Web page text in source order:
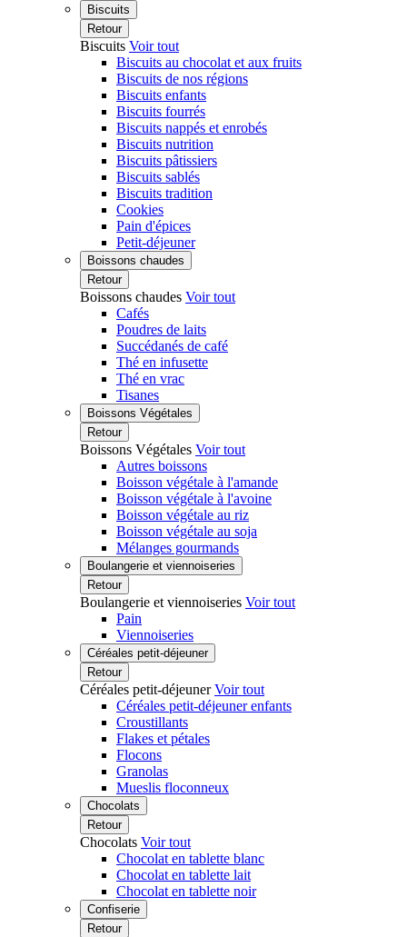
Biscuits
Retour
Biscuits Voir tout
Biscuits au chocolat et aux fruits
Biscuits de nos régions
Biscuits enfants
Biscuits fourrés
Biscuits nappés et enrobés
Biscuits nutrition
Biscuits pâtissiers
Biscuits sablés
Biscuits tradition
Cookies
Pain d'épices
Petit-déjeuner
Boissons chaudes
Retour
Boissons chaudes Voir tout
Cafés
Poudres de laits
Succédanés de café
Thé en infusette
Thé en vrac
Tisanes
Boissons Végétales
Retour
Boissons Végétales Voir tout
Autres boissons
Boisson végétale à l'amande
Boisson végétale à l'avoine
Boisson végétale au riz
Boisson végétale au soja
Mélanges gourmands
Boulangerie et viennoiseries
Retour
Boulangerie et viennoiseries Voir tout
Pain
Viennoiseries
Céréales petit-déjeuner
Retour
Céréales petit-déjeunerVoir tout
Céréales petit-déjeuner enfants
Croustillants
Flakes et pétales
Flocons
Granolas
Mueslis floconneux
Chocolats
Retour
Chocolats Voir tout
Chocolat en tablette blanc
Chocolat en tablette lait
Chocolat en tablette noir
Confiserie
Retour